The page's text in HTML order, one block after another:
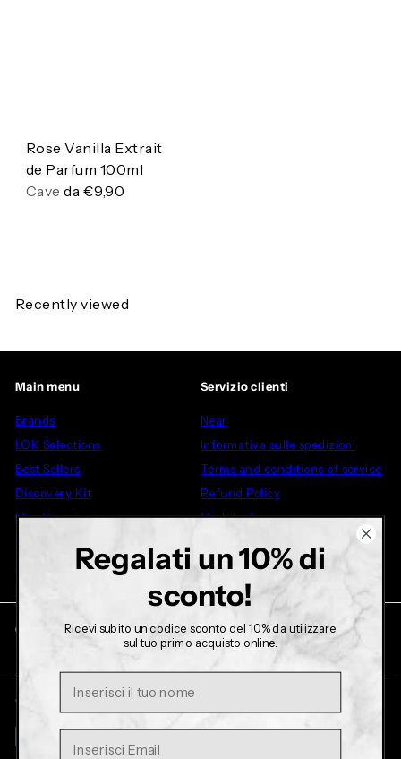
Rose Vanilla Extrait
de Parfum 100ml
Caveda €9,90
Recently viewed
Main menu
Brands
LOK Selections
Best Sellers
Discovery Kit
Idee Regalo
Servizio clienti
Near
Informativa sulle spedizioni
Terms and conditions of service
Refund Policy
Modulo di recesso
Get in touch Follow us
Instagram
TikTokYouTube
We accept
Regalati un 10% di
sconto!
Ricevi subito un codice sconto del 10% da utilizzare
sul tuo primo acquisto online.